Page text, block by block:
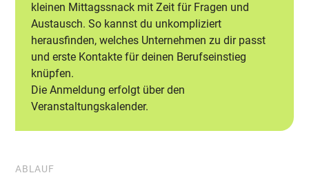
kleinen Mittagssnack mit Zeit für Fragen und
Austausch. So kannst du unkompliziert
herausfinden, welches Unternehmen zu dir passt
und erste Kontakte für deinen Berufseinstieg
knüpfen.
Die Anmeldung erfolgt über den
Veranstaltungskalender.
ABLAUF